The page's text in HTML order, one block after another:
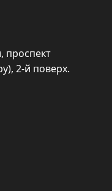
проспект
2-й поверх.